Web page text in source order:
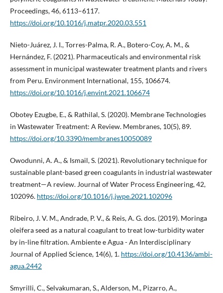
Proceedings, 46, 6113–6117.
https://doi.org/10.1016/j.matpr.2020.03.551
Nieto-Juárez, J. I., Torres-Palma, R. A., Botero-Coy, A. M., &
Hernández, F. (2021). Pharmaceuticals and environmental risk
assessment in municipal wastewater treatment plants and rivers
from Peru. Environment International, 155, 106674.
https://doi.org/10.1016/j.envint.2021.106674
Obotey Ezugbe, E., & Rathilal, S. (2020). Membrane Technologies
in Wastewater Treatment: A Review. Membranes, 10(5), 89.
https://doi.org/10.3390/membranes10050089
Owodunni, A. A., & Ismail, S. (2021). Revolutionary technique for
sustainable plant-based green coagulants in industrial wastewater
treatment—A review. Journal of Water Process Engineering, 42,
102096. https://doi.org/10.1016/j.jwpe.2021.102096
Ribeiro, J. V. M., Andrade, P. V., & Reis, A. G. dos. (2019). Moringa
oleifera seed as a natural coagulant to treat low-turbidity water
by in-line filtration. Ambiente e Agua - An Interdisciplinary
Journal of Applied Science, 14(6), 1. https://doi.org/10.4136/ambi-
agua.2442
Smyrilli, C., Selvakumaran, S., Alderson, M., Pizarro, A.,